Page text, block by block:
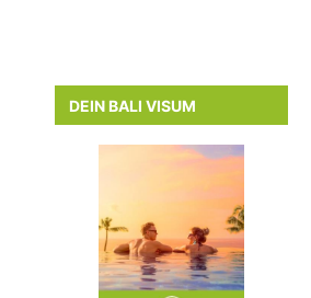
DEIN BALI VISUM